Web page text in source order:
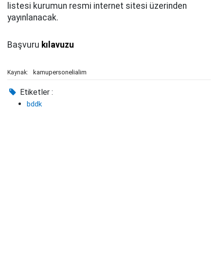
listesi kurumun resmi internet sitesi üzerinden
yayınlanacak.
Başvuru kılavuzu
Kaynak: kamupersonelialim
Etiketler :
bddk